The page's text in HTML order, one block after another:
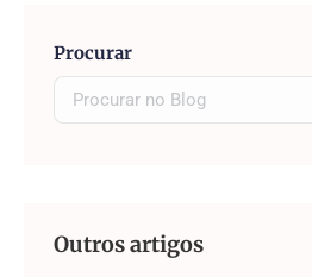
Procurar
Outros artigos